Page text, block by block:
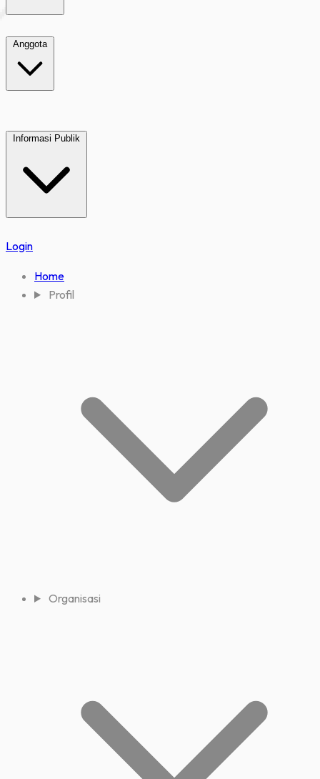
Anggota
Informasi Publik
Login
Home
Profil
Organisasi